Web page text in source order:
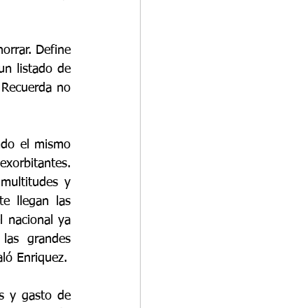
Define
listado de
no
el mismo
y
llegan las
nacional ya
grandes
Enriquez.
y gasto de